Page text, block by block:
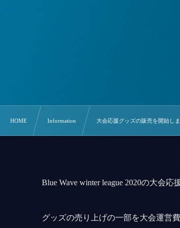
HOME Information 大会応援グッズの販売を開始し
Blue Wave winter league 2020の大会
グッズの売り上げの一部を大会運営